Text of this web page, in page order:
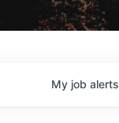
My job alerts